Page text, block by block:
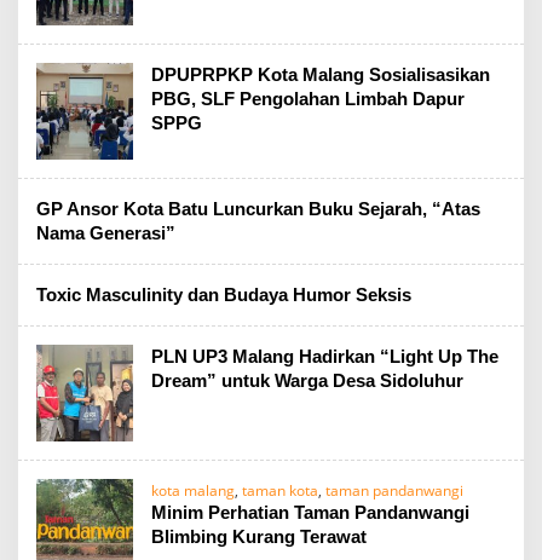
DPUPRPKP Kota Malang Sosialisasikan
PBG, SLF Pengolahan Limbah Dapur
SPPG
GP Ansor Kota Batu Luncurkan Buku Sejarah, “Atas
Nama Generasi”
Toxic Masculinity dan Budaya Humor Seksis
PLN UP3 Malang Hadirkan “Light Up The
Dream” untuk Warga Desa Sidoluhur
kota malang, taman kota, taman pandanwangi
Minim Perhatian Taman Pandanwangi
Blimbing Kurang Terawat